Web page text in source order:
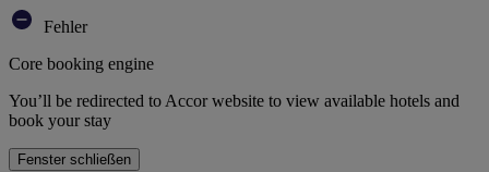
Fehler
Core booking engine
You’ll be redirected to Accor website to view available hotels and
book your stay
Fenster schließen